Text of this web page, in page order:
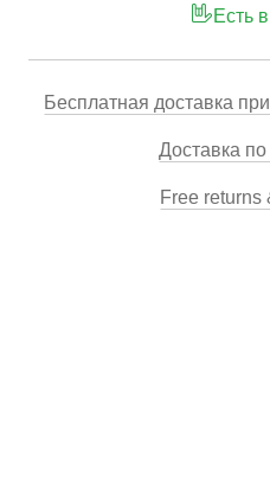
Есть
Бесплатная доставка
Доставка
Free returns